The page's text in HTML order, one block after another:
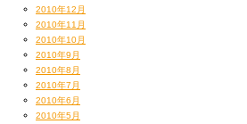
2010年12月
2010年11月
2010年10月
2010年9月
2010年8月
2010年7月
2010年6月
2010年5月